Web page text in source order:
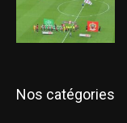
Nos catégories